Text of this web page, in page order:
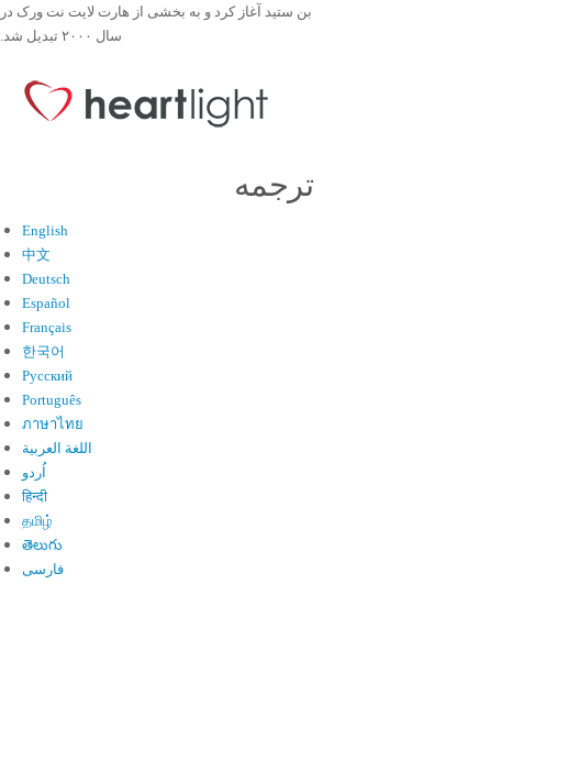
بن ستید آغاز کرد و به بخشی از هارت لایت نت ورک در
سال ۲۰۰۰ تبدیل شد.
ترجمه
English
中文
Deutsch
Español
Français
한국어
Русский
Português
ภาษาไทย
اللغة العربية
اُردو
हिन्दी
தமிழ்
తెలుగు
فارسی